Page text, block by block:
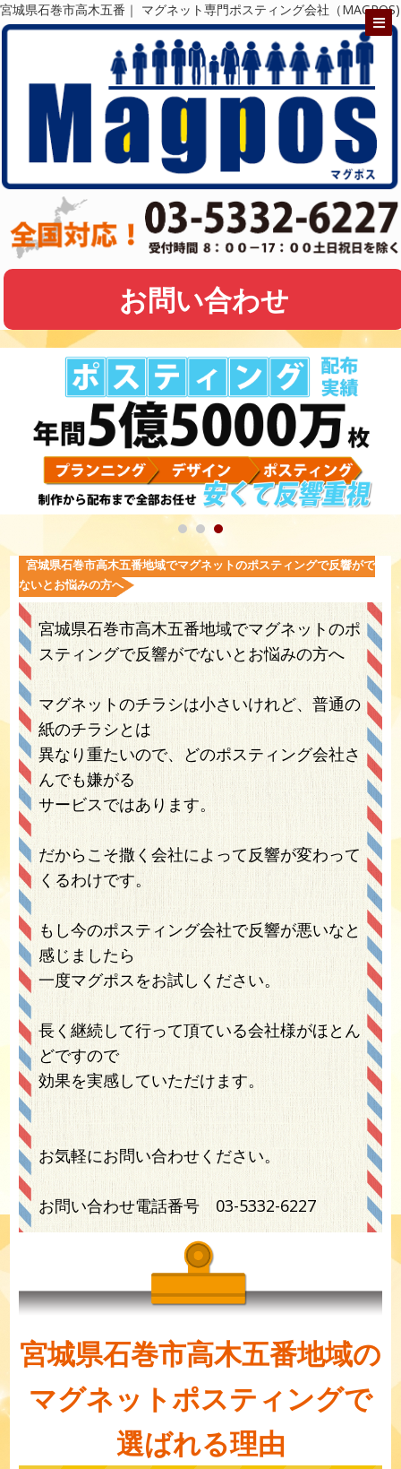
宮城県石巻市高木五番｜ マグネット専門ポスティング会社（MAGPOS)
お問い合わせ
宮城県石巻市高木五番地域でマグネットのポスティングで反響がで
ないとお悩みの方へ
宮城県石巻市高木五番地域でマグネットのポ
スティングで反響がでないとお悩みの方へ
マグネットのチラシは小さいけれど、普通の
紙のチラシとは
異なり重たいので、どのポスティング会社さ
んでも嫌がる
サービスではあります。
だからこそ撒く会社によって反響が変わって
くるわけです。
もし今のポスティング会社で反響が悪いなと
感じましたら
一度マグポスをお試しください。
長く継続して行って頂ている会社様がほとん
どですので
効果を実感していただけます。
お気軽にお問い合わせください。
お問い合わせ電話番号 03-5332-6227
宮城県石巻市高木五番地域の
マグネットポスティングで
選ばれる理由